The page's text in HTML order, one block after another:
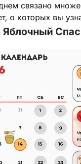
связано
о которых вы
Яблочный